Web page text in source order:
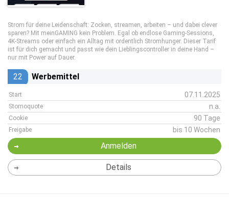
Strom für deine Leidenschaft: Zocken, streamen, arbeiten – und dabei clever
sparen? Mit meinGAMING kein Problem. Egal ob endlose Gaming-Sessions,
4K-Streams oder einfach ein Alltag mit ordentlich Stromhunger. Dieser Tarif
ist für dich gemacht und passt wie dein Lieblingscontroller in deine Hand –
nur mit Power auf Dauer.
22 Werbemittel
Start 07.11.2025
Stornoquote n.a.
Cookie 90 Tage
Freigabe bis 10 Wochen
Anmelden
Details